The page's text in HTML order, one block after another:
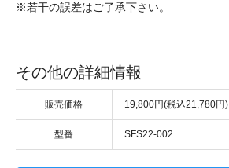
※若干の誤差はご了承下さい。
その他の詳細情報
販売価格 19,800円(税込21,780円)
型番 SFS22-002